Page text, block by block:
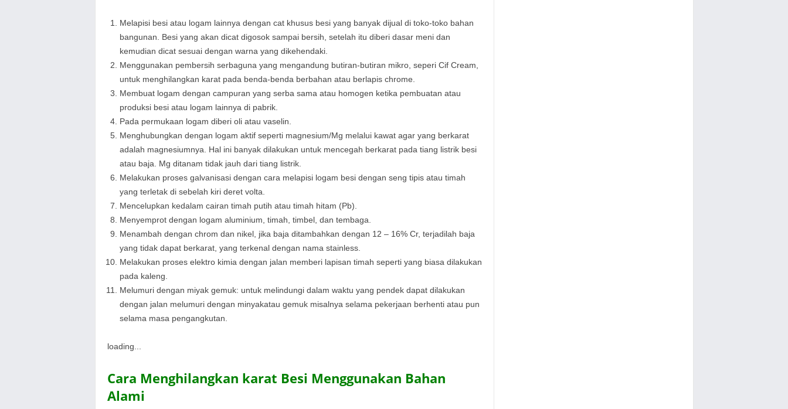
Melapisi besi atau logam lainnya dengan cat khusus besi yang banyak dijual di toko-toko bahan
bangunan. Besi yang akan dicat digosok sampai bersih, setelah itu diberi dasar meni dan
kemudian dicat sesuai dengan warna yang dikehendaki.
Menggunakan pembersih serbaguna yang mengandung butiran-butiran mikro, seperi Cif Cream,
untuk menghilangkan karat pada benda-benda berbahan atau berlapis chrome.
Membuat logam dengan campuran yang serba sama atau homogen ketika pembuatan atau
produksi besi atau logam lainnya di pabrik.
Pada permukaan logam diberi oli atau vaselin.
Menghubungkan dengan logam aktif seperti magnesium/Mg melalui kawat agar yang berkarat
adalah magnesiumnya. Hal ini banyak dilakukan untuk mencegah berkarat pada tiang listrik besi
atau baja. Mg ditanam tidak jauh dari tiang listrik.
Melakukan proses galvanisasi dengan cara melapisi logam besi dengan seng tipis atau timah
yang terletak di sebelah kiri deret volta.
Mencelupkan kedalam cairan timah putih atau timah hitam (Pb).
Menyemprot dengan logam aluminium, timah, timbel, dan tembaga.
Menambah dengan chrom dan nikel, jika baja ditambahkan dengan 12 – 16% Cr, terjadilah baja
yang tidak dapat berkarat, yang terkenal dengan nama stainless.
Melakukan proses elektro kimia dengan jalan memberi lapisan timah seperti yang biasa dilakukan
pada kaleng.
Melumuri dengan miyak gemuk: untuk melindungi dalam waktu yang pendek dapat dilakukan
dengan jalan melumuri dengan minyakatau gemuk misalnya selama pekerjaan berhenti atau pun
selama masa pengangkutan.
loading...
Cara Menghilangkan karat Besi Menggunakan Bahan
Alami